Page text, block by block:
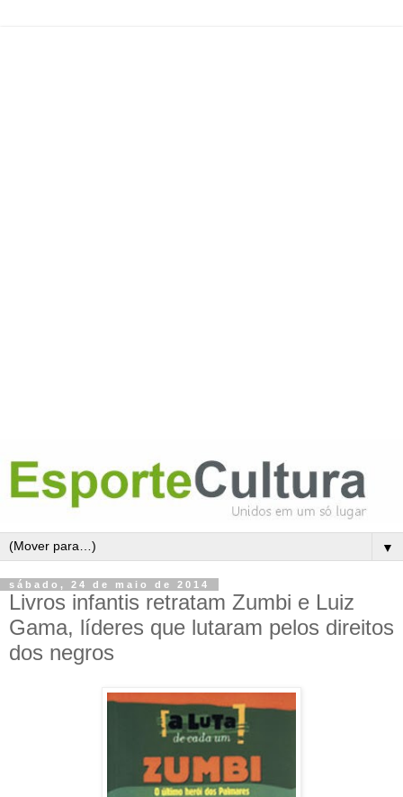
▼
sábado, 24 de maio de 2014
Livros infantis retratam Zumbi e Luiz
Gama, líderes que lutaram pelos direitos
dos negros